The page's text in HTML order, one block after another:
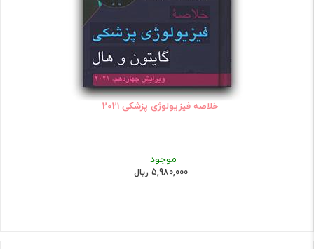
خلاصه فیزیولوژی پزشکی 2021
موجود
5,980,000 ریال